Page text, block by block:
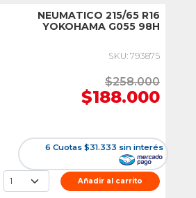
NEUMATICO 215/65 R16
YOKOHAMA G055 98H
SKU: 793875
$258.000
$188.000
6 Cuotas $31.333 sin interés
Añadir al carrito